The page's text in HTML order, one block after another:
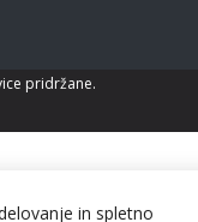
pridržane.
in spletno